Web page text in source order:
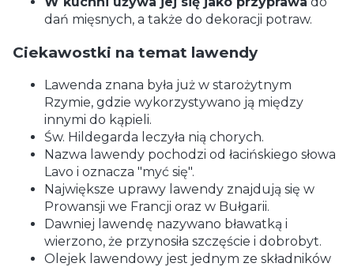
dań mięsnych, a także do dekoracji potraw.
Ciekawostki na temat lawendy
Lawenda znana była już w starożytnym
Rzymie, gdzie wykorzystywano ją między
innymi do kąpieli.
Św. Hildegarda leczyła nią chorych.
Nazwa lawendy pochodzi od łacińskiego słowa
Lavo i oznacza "myć się".
Największe uprawy lawendy znajdują się w
Prowansji we Francji oraz w Bułgarii.
Dawniej lawendę nazywano bławatką i
wierzono, że przynosiła szczęście i dobrobyt.
Olejek lawendowy jest jednym ze składników